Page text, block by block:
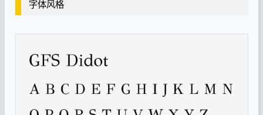
字体风格